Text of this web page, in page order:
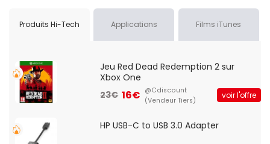
Produits Hi-Tech Applications Films iTunes
Jeu Red Dead Redemption 2 sur
Xbox One
23€ 16€ @Cdiscount
(Vendeur Tiers)
voir l'offre
HP USB-C to USB 3.0 Adapter